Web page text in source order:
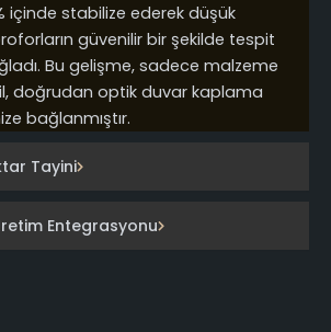
Tayini
Entegrasyonu
içinde stabilize ederek düşük
güvenilir bir şekilde tespit
Bu gelişme, sadece malzeme
doğrudan optik duvar kaplama
bağlanmıştır.